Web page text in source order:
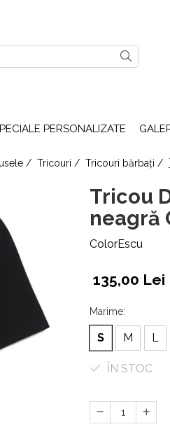
PERSONALIZATE
/ Tricouri / Tricouri bărbați /
Tricou
neagră
ColorEscu
135,00 Lei
Marime:
S M L
ÎN STOC